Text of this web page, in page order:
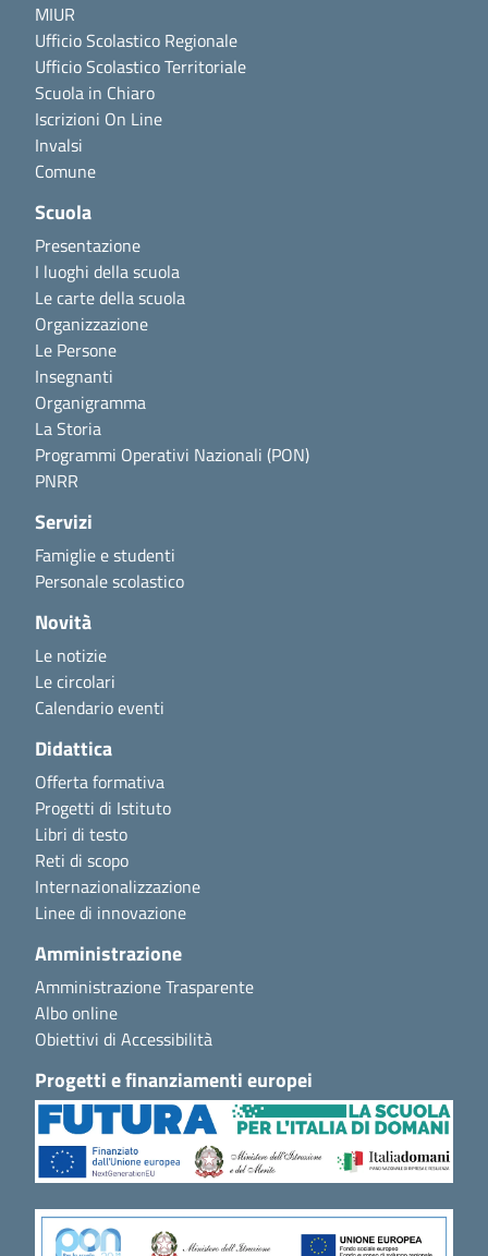
MIUR
Ufficio Scolastico Regionale
Ufficio Scolastico Territoriale
Scuola in Chiaro
Iscrizioni On Line
Invalsi
Comune
Scuola
Presentazione
I luoghi della scuola
Le carte della scuola
Organizzazione
Le Persone
Insegnanti
Organigramma
La Storia
Programmi Operativi Nazionali (PON)
PNRR
Servizi
Famiglie e studenti
Personale scolastico
Novità
Le notizie
Le circolari
Calendario eventi
Didattica
Offerta formativa
Progetti di Istituto
Libri di testo
Reti di scopo
Internazionalizzazione
Linee di innovazione
Amministrazione
Amministrazione Trasparente
Albo online
Obiettivi di Accessibilità
Progetti e finanziamenti europei